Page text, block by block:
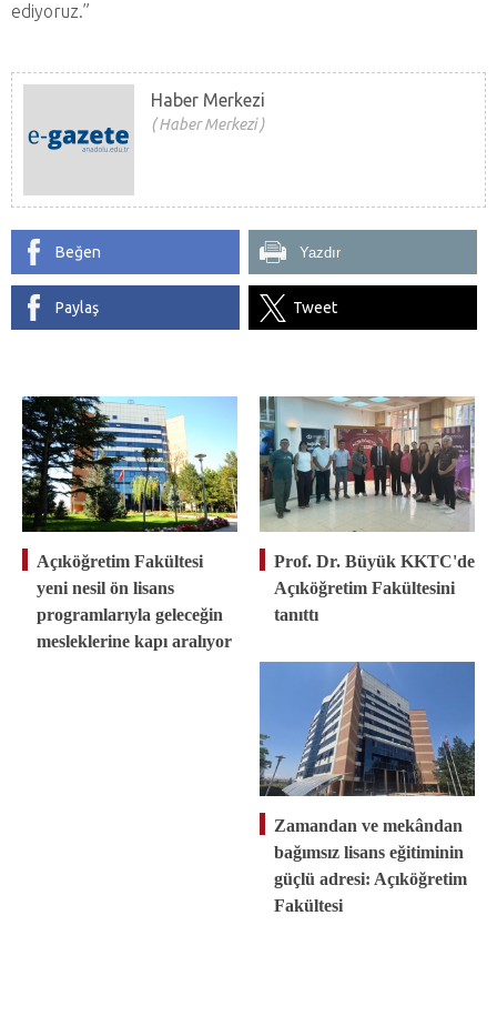
ediyoruz.”
Haber Merkezi
Haber Merkezi
Beğen Yazdır
Paylaş Tweet
Açıköğretim Fakültesi
yeni nesil ön lisans
programlarıyla geleceğin
mesleklerine kapı aralıyor
Prof. Dr. Büyük KKTC'de
Açıköğretim Fakültesini
tanıttı
Zamandan ve mekândan
bağımsız lisans eğitiminin
güçlü adresi: Açıköğretim
Fakültesi